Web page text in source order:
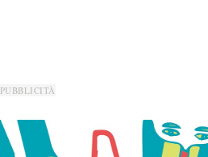
PUBBLICITÀ